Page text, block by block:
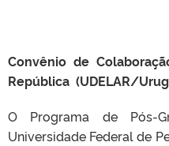
Convênio de
República (UDELAR/
O Programa de Pós-
Universidade Federal de